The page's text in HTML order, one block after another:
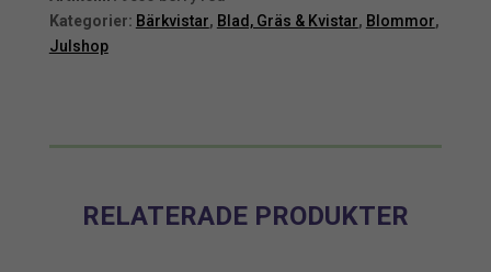
Kategorier: Bärkvistar, Blad, Gräs & Kvistar, Blommor,
Julshop
RELATERADE PRODUKTER